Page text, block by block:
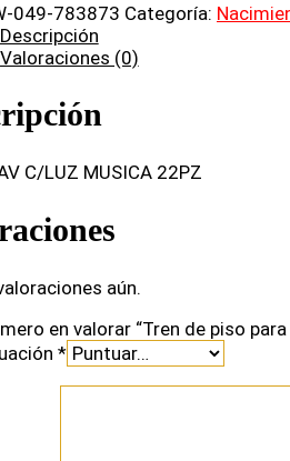
049-783873 Categoría:
Descripción
Valoraciones (0)
C/LUZ MUSICA 22PZ
aún.
en valorar “Tren de piso
*